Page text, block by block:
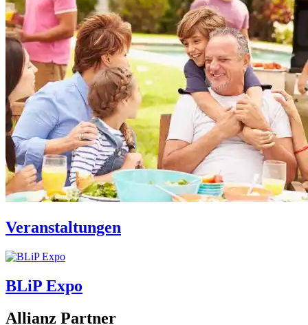
Veranstaltungen
BLiP Expo
Allianz Partner